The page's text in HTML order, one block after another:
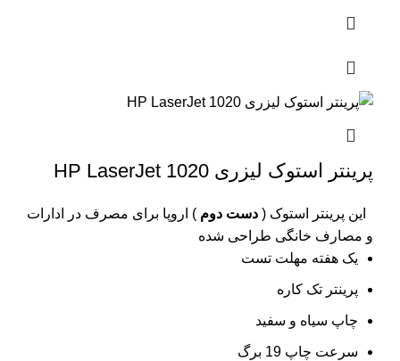
پرینتر استوک لیزری HP LaserJet 1020
این پرینتر استوک ( دست دوم ) اروپا برای مصرف در ادارات
و مصارف خانگی طراحی شده
یک هفته مهلت تست
پرینتر تک کاره
چاپ سیاه و سفید
سرعت چاپ 19 برگ